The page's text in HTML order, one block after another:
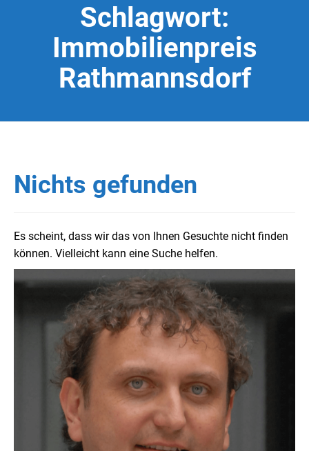
Schlagwort:
Immobilienpreis
Rathmannsdorf
Nichts gefunden
Es scheint, dass wir das von Ihnen Gesuchte nicht finden
können. Vielleicht kann eine Suche helfen.